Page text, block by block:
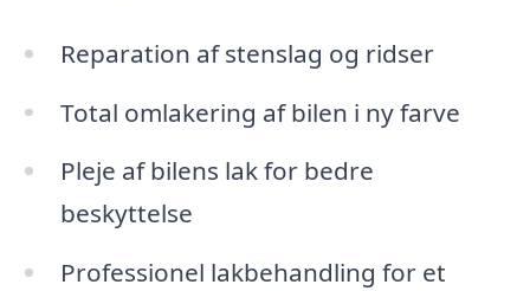
Reparation af stenslag og ridser
Total omlakering af bilen i ny farve
Pleje af bilens lak for bedre
beskyttelse
Professionel lakbehandling for et